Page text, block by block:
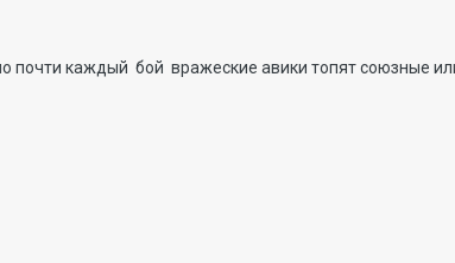
почти каждый бой вражеские авики топят союзные